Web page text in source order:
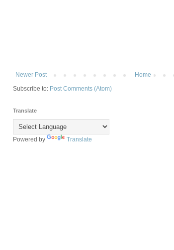
Newer Post
Home
Subscribe to: Post Comments (Atom)
Translate
Powered by Translate